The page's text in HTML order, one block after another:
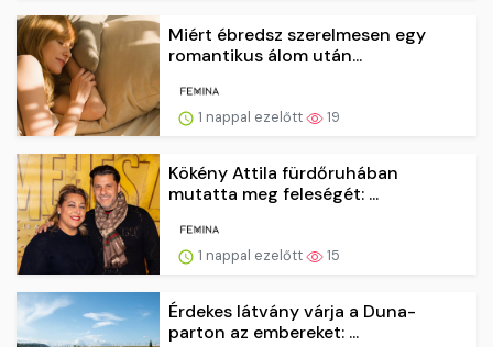
Miért ébredsz szerelmesen egy
romantikus álom után...
1 nappal ezelőtt 19
Kökény Attila fürdőruhában
mutatta meg feleségét: ...
1 nappal ezelőtt 15
Érdekes látvány várja a Duna-
parton az embereket: ...